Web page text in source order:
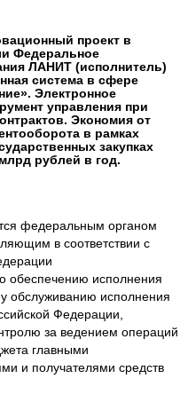
проект в
Федеральное
ЛАНИТ (исполнитель)
система в сфере
Электронное
управления при
Экономия от
в рамках
закупках
рублей в год.
федеральным органом
в соответствии с
обеспечению исполнения
обслуживанию исполнения
Федерации,
за ведением операций
главными
и получателями средств